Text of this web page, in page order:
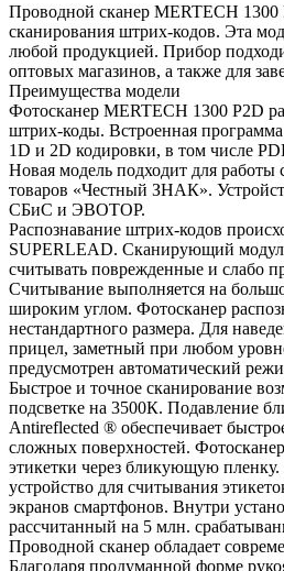
Проводной сканер MERTECH 1300
сканирования штрих-кодов. Эта
любой продукцией. Прибор
оптовых магазинов, а также для
Преимущества модели
Фотосканер MERTECH 1300 P2D
штрих-коды. Встроенная
1D и 2D кодировки, в том числе
Новая модель подходит для
товаров «Честный ЗНАК».
СБиС и ЭВОТОР.
Распознавание штрих-кодов
SUPERLEAD. Сканирующий
считывать поврежденные и слабо
Считывание выполняется на
широким углом. Фотосканер
нестандартного размера. Для
прицел, заметный при любом
предусмотрен автоматический
Быстрое и точное сканирование
подсветке на 3500К. Подавление
Antireflected ® обеспечивает
сложных поверхностей. Фотосканер
этикетки через бликующую
устройство для считывания
экранов смартфонов. Внутри
рассчитанный на 5 млн.
Проводной сканер обладает
Благодаря продуманной форме